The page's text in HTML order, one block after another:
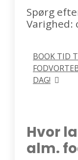
Spørg
Varighed:
BOOK TID
DAG!
Hvor
alm.